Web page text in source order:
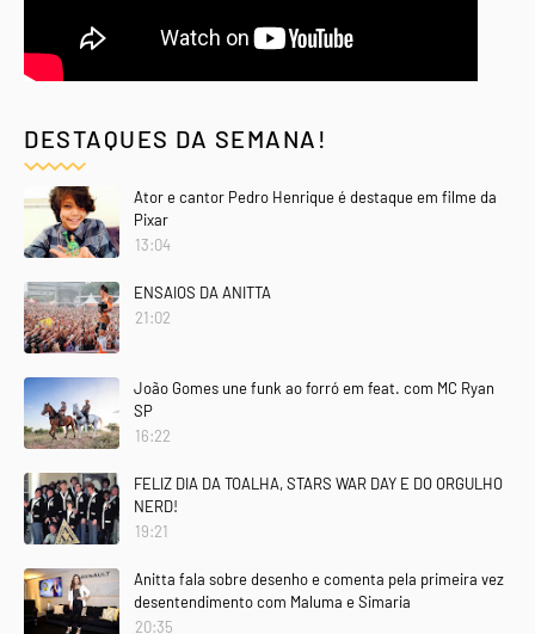
DESTAQUES DA SEMANA!
Ator e cantor Pedro Henrique é destaque em filme da
Pixar
13:04
ENSAIOS DA ANITTA
21:02
João Gomes une funk ao forró em feat. com MC Ryan
SP
16:22
FELIZ DIA DA TOALHA, STARS WAR DAY E DO ORGULHO
NERD!
19:21
Anitta fala sobre desenho e comenta pela primeira vez
desentendimento com Maluma e Simaria
20:35